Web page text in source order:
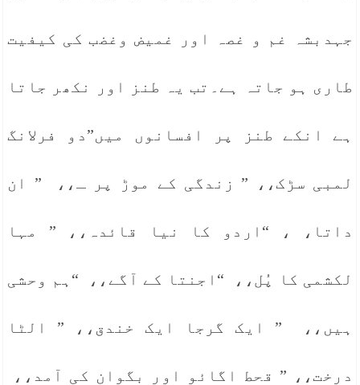
جہدبشہ غم و غصہ اور غمیض وغضب کی کیفیت
طاری ہو جاتہ ہے۔تب یہ طنز اور نکھر جاتا
ہے انکے طنز پر افسانوں میں”دو فرلانگ
لمبی سڑک،، ” زندگی کے موڑ پر ـ،، ” ان
داتا، ، “اردو کا نیا قائدہ،، ” مہا
لکشمی کا پُل،، “اجنتا کے آگے،، “ہم وحشی
ہیں،، ” ایک گرجا ایک خندق،، ” الٹا
درخت،، ” قحط اگائو اور بگوان کی آمد،،